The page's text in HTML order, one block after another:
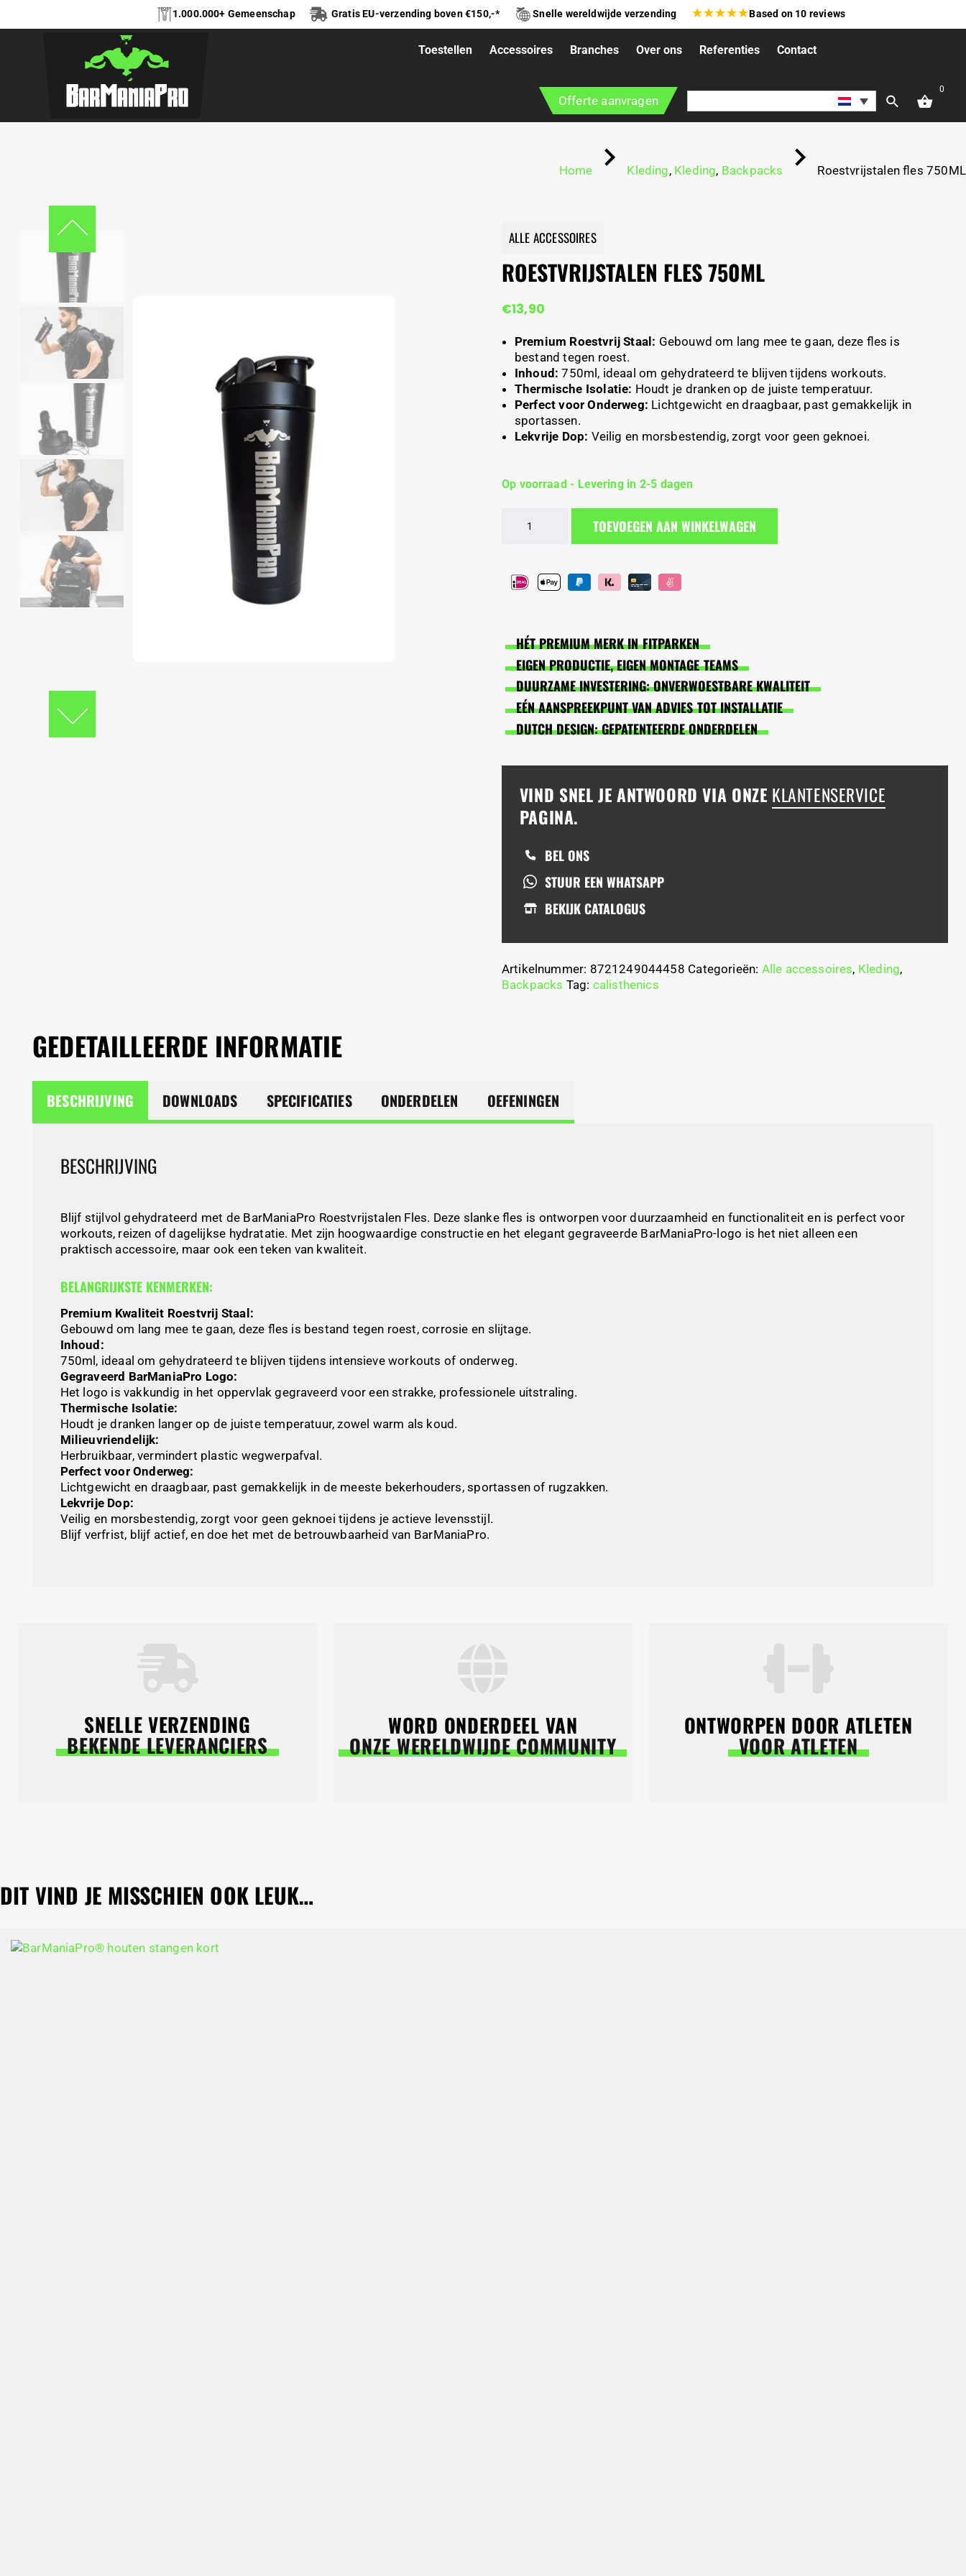
1.000.000+ Gemeenschap Gratis EU-verzending boven €150,-* Snelle wereldwijde verzending ★★★★★Based on 10 reviews
Toestellen Accessoires Branches Over ons Referenties Contact
Offerte aanvragen
0
ROESTVRIJSTALEN FLES 750ML
Home Kleding, Kleding, Backpacks Roestvrijstalen fles 750ML
ALLE ACCESSOIRES
ROESTVRIJSTALEN FLES 750ML
€13,90
Premium Roestvrij Staal: Gebouwd om lang mee te gaan, deze fles is
bestand tegen roest.
Inhoud: 750ml, ideaal om gehydrateerd te blijven tijdens workouts.
Thermische Isolatie: Houdt je dranken op de juiste temperatuur.
Perfect voor Onderweg: Lichtgewicht en draagbaar, past gemakkelijk in
sportassen.
Lekvrije Dop: Veilig en morsbestendig, zorgt voor geen geknoei.
Op voorraad - Levering in 2-5 dagen
TOEVOEGEN AAN WINKELWAGEN
HÉT PREMIUM MERK IN FITPARKEN
EIGEN PRODUCTIE, EIGEN MONTAGE TEAMS
DUURZAME INVESTERING: ONVERWOESTBARE KWALITEIT
EÉN AANSPREEKPUNT VAN ADVIES TOT INSTALLATIE
DUTCH DESIGN: GEPATENTEERDE ONDERDELEN
VIND SNEL JE ANTWOORD VIA ONZE KLANTENSERVICE
PAGINA.
BEL ONS
STUUR EEN WHATSAPP
BEKIJK CATALOGUS
Artikelnummer: 8721249044458 Categorieën: Alle accessoires, Kleding,
Backpacks Tag: calisthenics
GEDETAILLEERDE INFORMATIE
BESCHRIJVING DOWNLOADS SPECIFICATIES ONDERDELEN OEFENINGEN
BESCHRIJVING
Blijf stijlvol gehydrateerd met de BarManiaPro Roestvrijstalen Fles. Deze slanke fles is ontworpen voor duurzaamheid en functionaliteit en is perfect voor
workouts, reizen of dagelijkse hydratatie. Met zijn hoogwaardige constructie en het elegant gegraveerde BarManiaPro-logo is het niet alleen een
praktisch accessoire, maar ook een teken van kwaliteit.
BELANGRIJKSTE KENMERKEN:
Premium Kwaliteit Roestvrij Staal:
Gebouwd om lang mee te gaan, deze fles is bestand tegen roest, corrosie en slijtage.
Inhoud:
750ml, ideaal om gehydrateerd te blijven tijdens intensieve workouts of onderweg.
Gegraveerd BarManiaPro Logo:
Het logo is vakkundig in het oppervlak gegraveerd voor een strakke, professionele uitstraling.
Thermische Isolatie:
Houdt je dranken langer op de juiste temperatuur, zowel warm als koud.
Milieuvriendelijk:
Herbruikbaar, vermindert plastic wegwerpafval.
Perfect voor Onderweg:
Lichtgewicht en draagbaar, past gemakkelijk in de meeste bekerhouders, sportassen of rugzakken.
Lekvrije Dop:
Veilig en morsbestendig, zorgt voor geen geknoei tijdens je actieve levensstijl.
Blijf verfrist, blijf actief, en doe het met de betrouwbaarheid van BarManiaPro.
SNELLE VERZENDING
BEKENDE LEVERANCIERS
WORD ONDERDEEL VAN
ONZE WERELDWIJDE COMMUNITY
ONTWORPEN DOOR ATLETEN
VOOR ATLETEN
DIT VIND JE MISSCHIEN OOK LEUK…